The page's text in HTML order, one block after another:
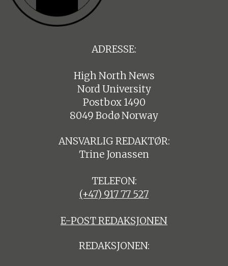
ADRESSE:
High North News
Nord University
Postbox 1490
8049 Bodø Norway
ANSVARLIG REDAKTØR:
Trine Jonassen
TELEFON:
(+47) 917 77 527
E-POST REDAKSJONEN
REDAKSJONEN: